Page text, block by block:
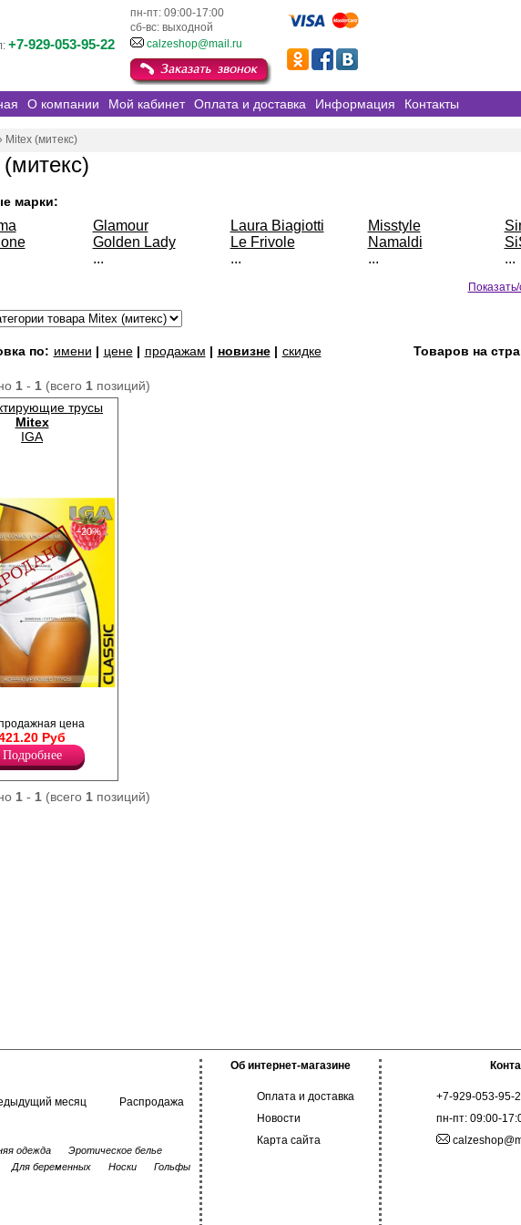
пн-пт: 09:00-17:00
сб-вс: выходной
+7-929-053-95-22 calzeshop@mail.ru
О компании Мой кабинет Оплата и доставка Информация Контакты
Mitex (митекс)
марки:
Glamour
Golden Lady
...
Laura Biagiotti
Le Frivole
...
Misstyle
Namaldi
...
...
по: имени | цене| продажам | новизне| скидке Товаров на
1- 1(всего 1позиций)
трусы
Mitex
IGA
декоративной
полиамида для
−20%
цена
Руб
Подробнее
1- 1(всего 1позиций)
месяц
Распродажа
одежда
Эротическое белье
Для беременных Носки
Гольфы
Об интернет-магазине
Оплата и доставка
Новости
Карта сайта
+7-929-053-95-
пн-пт: 09:00-